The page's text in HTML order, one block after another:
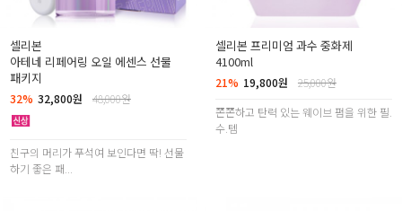
셀리본
아테네 리페어링 오일 에센스 선물
패키지
32% 32,800원 48,000원
친구의 머리가 푸석여 보인다면 딱! 선물
하기 좋은 패...
셀리본 프리미엄 과수 중화제
4100ml
21% 19,800원
25,000원
쫀쫀하고 탄력 있는 웨이브 펌을 위한 필.
수.템